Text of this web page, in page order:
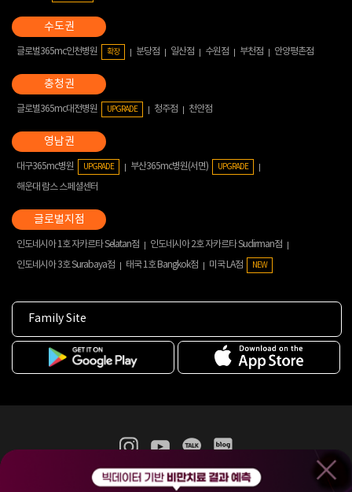
글로벌365mc인천병원 확장 분당점 일산점 수원점 부천점 안양평촌점
글로벌365mc대전병원 UPGRADE 청주점 천안점
대구365mc병원 UPGRADE 부산365mc병원(서면) UPGRADE
해운대 람스 스페셜센터
인도네시아 1호 자카르타 Selatan점
인도네시아 2호 자카르타 Sudirman점
인도네시아 3호 Surabaya점
태국 1호 Bangkok점 미국 LA점 NEW
Family Site
365mc 병·의원 이용약관
홈페이지 이용약관